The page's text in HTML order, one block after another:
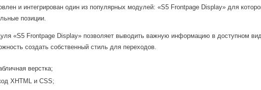
и интегрирован один из популярных модулей: «S5 Frontpage Display» для
позиции.
«S5 Frontpage Display» позволяет выводить важную информацию в доступном
создать собственный стиль для переходов.
верстка;
XHTML и CSS;